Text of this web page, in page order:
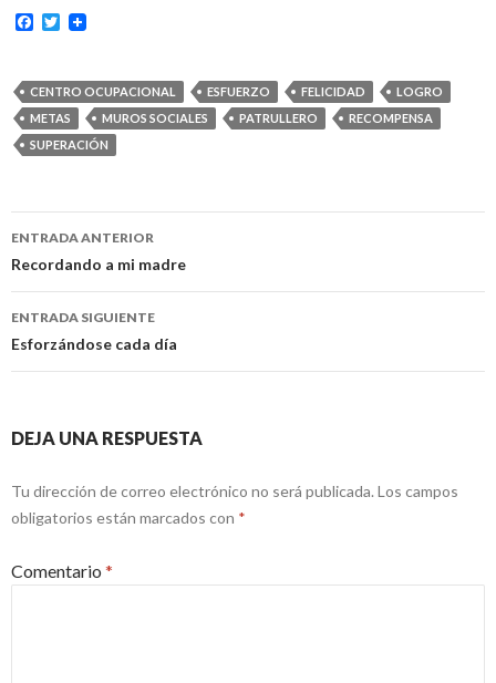
F
b
o
o
k
T
t
e
r
CENTRO OCUPACIONAL ESFUERZO FELICIDAD
LOGRO
METAS
MUROS SOCIALES PATRULLERO
RECOMPENSA
SUPERACIÓN
Ir
a
la
entrada
ENTRADA ANTERIOR
Recordando a mi madre
ENTRADA SIGUIENTE
Esforzándose cada día
DEJA UNA RESPUESTA
Tu dirección de correo electrónico no será publicada. Los campos
obligatorios están marcados con *
Comentario *